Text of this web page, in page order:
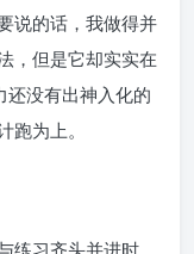
说的话，我做得并
，但是它却实实在
还没有出神入化的
为上。
习齐头并进时，